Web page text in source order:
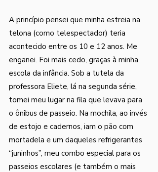
A princípio pensei que minha estreia na
telona (como telespectador) teria
acontecido entre os 10 e 12 anos. Me
enganei. Foi mais cedo, graças à minha
escola da infância. Sob a tutela da
professora Eliete, lá na segunda série,
tomei meu lugar na fila que levava para
o ônibus de passeio. Na mochila, ao invés
de estojo e cadernos, iam o pão com
mortadela e um daqueles refrigerantes
“juninhos”, meu combo especial para os
passeios escolares (e também o mais